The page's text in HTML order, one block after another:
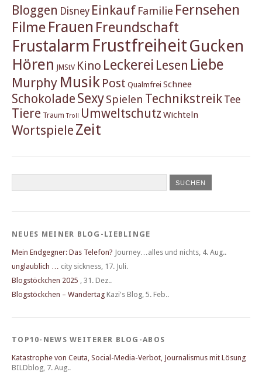
Bloggen Disney Einkauf Familie Fernsehen
Filme Frauen Freundschaft
Frustalarm FrustfreiheitGucken
Hören JMStV Kino Leckerei Lesen Liebe
Murphy Musik Post Qualmfrei Schnee
Schokolade SexySpielen Technikstreik Tee
Tiere Traum Troll Umweltschutz Wichteln
Wortspiele Zeit
NEUES MEINER BLOG-LIEBLINGE
Mein Endgegner: Das Telefon? Journey…alles und nichts 4. Aug..
unglaublich …
city sickness 17. Juli.
Blogstöckchen 2025
31. Dez..
Blogstöckchen – Wandertag Kazi's Blog 5. Feb..
TOP10-NEWS WEITERER BLOG-ABOS
Katastrophe von Ceuta, Social-Media-Verbot, Journalismus mit Lösung
BILDblog 7. Aug..